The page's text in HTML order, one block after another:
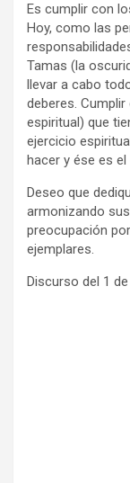
Es cumplir con
Hoy, como las
Tamas (la
llevar a cabo
deberes.
espiritual) que
ejercicio
hacer y ése es
Deseo que
armonizando
preocupación
ejemplares.
Discurso del 1